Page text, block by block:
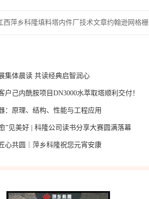
西萍乡科隆填料塔内件厂技术文章约翰逊网格
集体晨读 共读经典启智润心
户己内酰胺项目DN3000水萃取塔顺利交付！
：原理、结构、性能与工程应用
”见美好 | 科隆公司读书分享大赛圆满落幕
心共圆｜萍乡科隆祝您元宵安康